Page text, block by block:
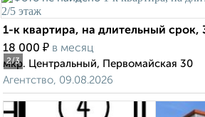
2/3
1-к квартира, на длительный срок,
18 000 ₽ в месяц
мкр. Центральный, Первомайская 30
Агентство, 09.08.2026